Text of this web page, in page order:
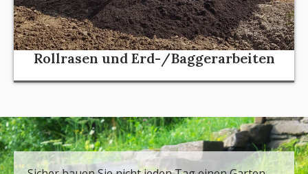
Rollrasen und Erd-/Baggerarbeiten